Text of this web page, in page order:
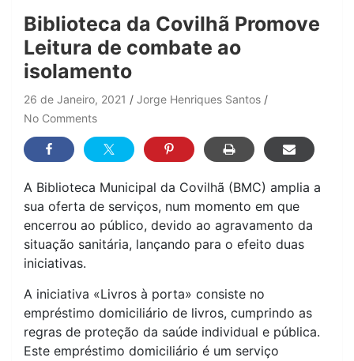
Biblioteca da Covilhã Promove
Leitura de combate ao
isolamento
26 de Janeiro, 2021
Jorge Henriques Santos
No Comments
A Biblioteca Municipal da Covilhã (BMC) amplia a
sua oferta de serviços, num momento em que
encerrou ao público, devido ao agravamento da
situação sanitária, lançando para o efeito duas
iniciativas.
A iniciativa «Livros à porta» consiste no
empréstimo domiciliário de livros, cumprindo as
regras de proteção da saúde individual e pública.
Este empréstimo domiciliário é um serviço